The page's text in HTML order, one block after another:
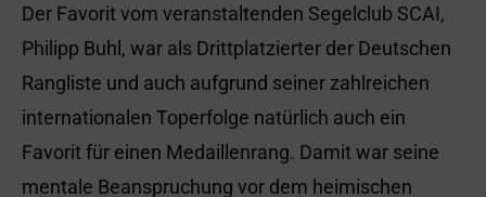
Der Favorit vom veranstaltenden Segelclub SCAI,
Philipp Buhl, war als Drittplatzierter der Deutschen
Rangliste und auch aufgrund seiner zahlreichen
internationalen Toperfolge natürlich auch ein
Favorit für einen Medaillenrang. Damit war seine
mentale Beanspruchung vor dem heimischen